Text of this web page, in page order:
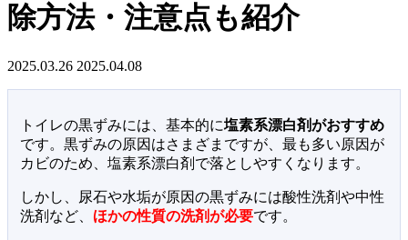
除方法・注意点も紹介
2025.03.26 2025.04.08
トイレの黒ずみには、基本的に塩素系漂白剤がおすすめ
です。黒ずみの原因はさまざまですが、最も多い原因が
カビのため、塩素系漂白剤で落としやすくなります。
しかし、尿石や水垢が原因の黒ずみには酸性洗剤や中性
洗剤など、 ほかの性質の洗剤が必要です。